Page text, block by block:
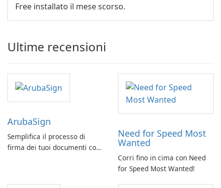
Free installato il mese scorso.
Ultime recensioni
ArubaSign
Semplifica il processo di
firma dei tuoi documenti con
Need for Speed Most
Wanted
Corri fino in cima con Need
for Speed Most Wanted!